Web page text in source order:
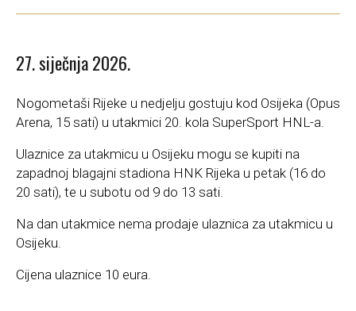
27. siječnja 2026.
Nogometaši Rijeke u nedjelju gostuju kod Osijeka (Opus
Arena, 15 sati) u utakmici 20. kola SuperSport HNL-a.
Ulaznice za utakmicu u Osijeku mogu se kupiti na
zapadnoj blagajni stadiona HNK Rijeka u petak (16 do
20 sati), te u subotu od 9 do 13 sati.
Na dan utakmice nema prodaje ulaznica za utakmicu u
Osijeku.
Cijena ulaznice 10 eura.